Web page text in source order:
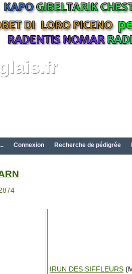
Connexion Recherche de pédigrée
IRUN DES SIFFLEURS